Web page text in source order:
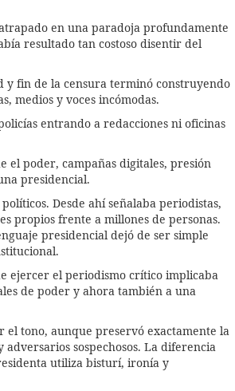
en una paradoja profundamente
resultado tan costoso disentir del
fin de la censura terminó construyendo
medios y voces incómodas.
entrando a redacciones ni oficinas
el poder, campañas digitales, presión
presidencial.
Desde ahí señalaba periodistas,
propios frente a millones de personas.
presidencial dejó de ser simple
ejercer el periodismo crítico implicaba
de poder y ahora también a una
tono, aunque preservó exactamente la
sospechosos. La diferencia
utiliza bisturí, ironía y